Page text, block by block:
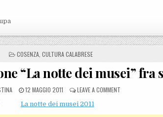
POSTED IN
COSENZA ,CULTURA CALABRESE
“La notte dei musei”
BY POSTED ON
12 MAGGIO 2011 LEAVE A COMMENTON COSENZA, A